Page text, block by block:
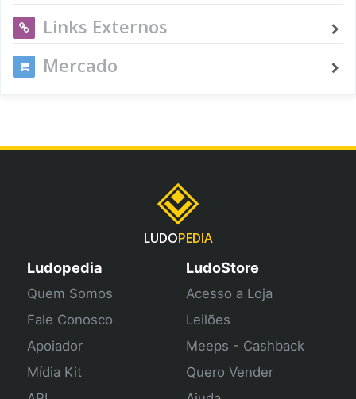
Links Externos
Mercado
LUDOPEDIA
Ludopedia
Quem Somos
Fale Conosco
Apoiador
Mídia Kit
LudoStore
Acesso a Loja
Leilões
Meeps - Cashback
Quero Vender